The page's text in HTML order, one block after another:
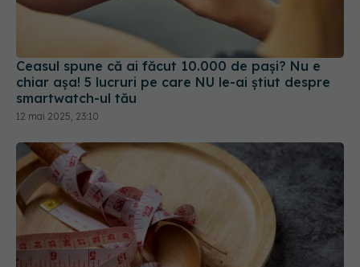
Ceasul spune că ai făcut 10.000 de pași? Nu e
chiar așa! 5 lucruri pe care NU le-ai știut despre
smartwatch-ul tău
12 mai 2025, 23:10